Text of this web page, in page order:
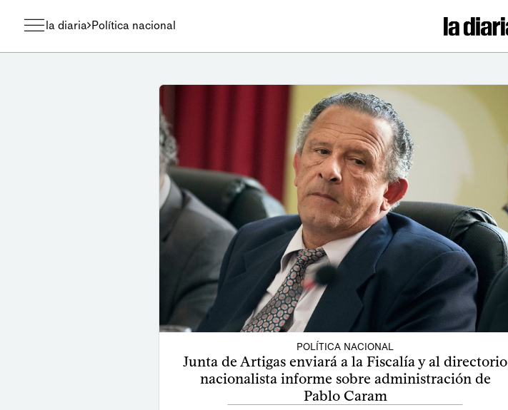
la diaria Política nacional
POLÍTICA NACIONAL
Junta de Artigas enviará a la Fiscalía y al directorio
nacionalista informe sobre administración de
Pablo Caram